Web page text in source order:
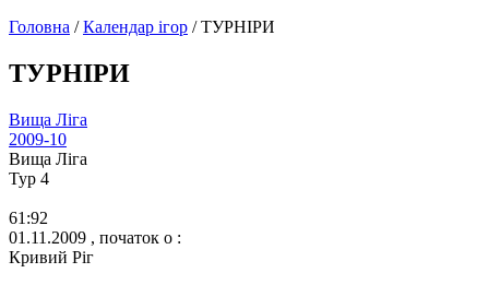
Головна /Календар ігор /ТУРНІРИ
ТУРНІРИ
Вища Ліга
2009-10
Вища Ліга
Тур 4
61:92
01.11.2009 , початок о :
Кривий Ріг